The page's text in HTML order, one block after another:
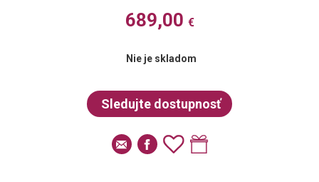
689,00 €
Nie je skladom